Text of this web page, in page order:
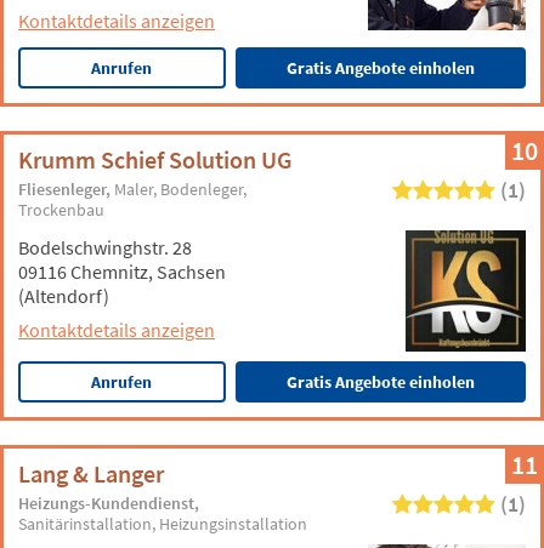
Kontaktdetails anzeigen
Anrufen Gratis Angebote einholen
10
Krumm Schief Solution UG
Fliesenleger Maler Bodenleger
Trockenbau
(1)
Bodelschwinghstr. 28
09116 Chemnitz, Sachsen
(Altendorf)
Kontaktdetails anzeigen
Anrufen Gratis Angebote einholen
11
Lang & Langer
Heizungs-Kundendienst
Sanitärinstallation Heizungsinstallation
(1)